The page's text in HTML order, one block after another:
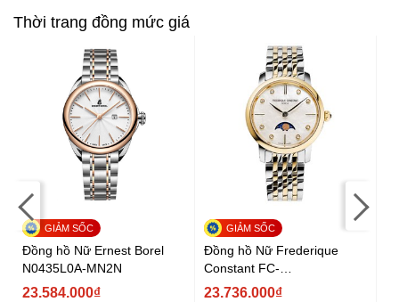
Thời trang đồng mức giá
Đồng hồ Nữ Ernest Borel
N0435L0A-MN2N
23.584.000₫
Đồng hồ Nữ Frederique
Constant FC-
206MPWD1S3B
23.736.000₫